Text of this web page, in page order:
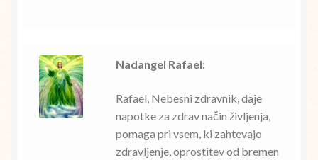
Nadangel Rafael:
Rafael, Nebesni zdravnik, daje
napotke za zdrav način življenja,
pomaga pri vsem, ki zahtevajo
zdravljenje, oprostitev od bremen